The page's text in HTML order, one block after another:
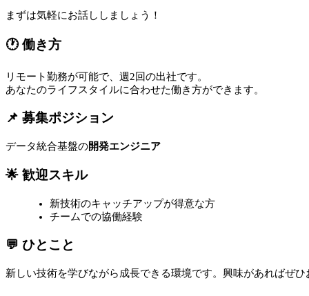
まずは気軽にお話ししましょう！
🕐 働き方
リモート勤務が可能で、週2回の出社です。
あなたのライフスタイルに合わせた働き方ができます。
📌 募集ポジション
データ統合基盤の開発エンジニア
🌟 歓迎スキル
新技術のキャッチアップが得意な方
チームでの協働経験
💬 ひとこと
新しい技術を学びながら成長できる環境です。興味があればぜひ